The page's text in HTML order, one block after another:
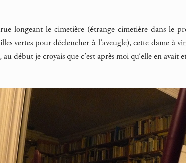
longeant le cimetière (étrange cimetière dans le
vertes pour déclencher à l’aveugle), cette dame
début je croyais que c’est après moi qu’elle en avait